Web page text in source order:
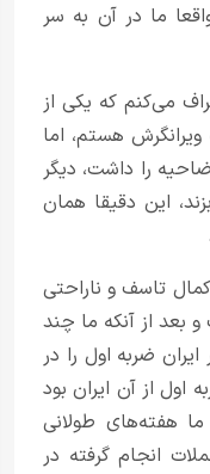
ما در آن به سر
می‌کنم که یکی از
ویرانگرش هستم، اما
را داشت، دیگر
این دقیقا همان
تاسف و ناراحتی
حدود 3 سال جنگ و بعد از آنکه ما چند
ایران ضربه اول را در
اول از آن ایران بود
هفته‌های طولانی
انجام گرفته در